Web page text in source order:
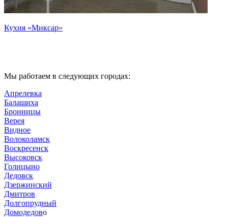
Кухня «Миксар»
Мы работаем в следующих городах:
Апрелевка
Балашиха
Бронницы
Верея
Видное
Волоколамск
Воскресенск
Высоковск
Голицыно
Дедовск
Дзержинский
Дмитров
Долгопрудный
Домодедово